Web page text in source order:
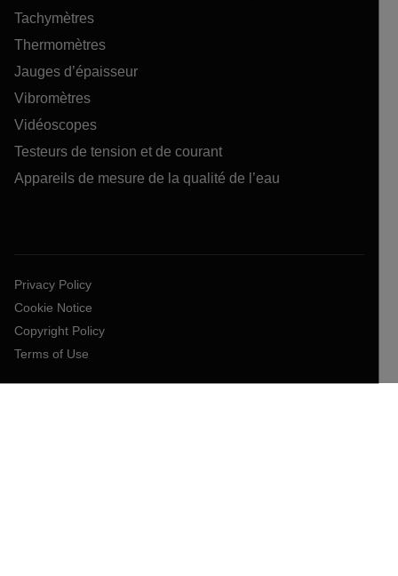
Tachymètres
Thermomètres
Jauges d’épaisseur
Vibromètres
Vidéoscopes
Testeurs de tension et de courant
Appareils de mesure de la qualité de l’eau
Privacy Policy
Cookie Notice
Copyright Policy
Terms of Use